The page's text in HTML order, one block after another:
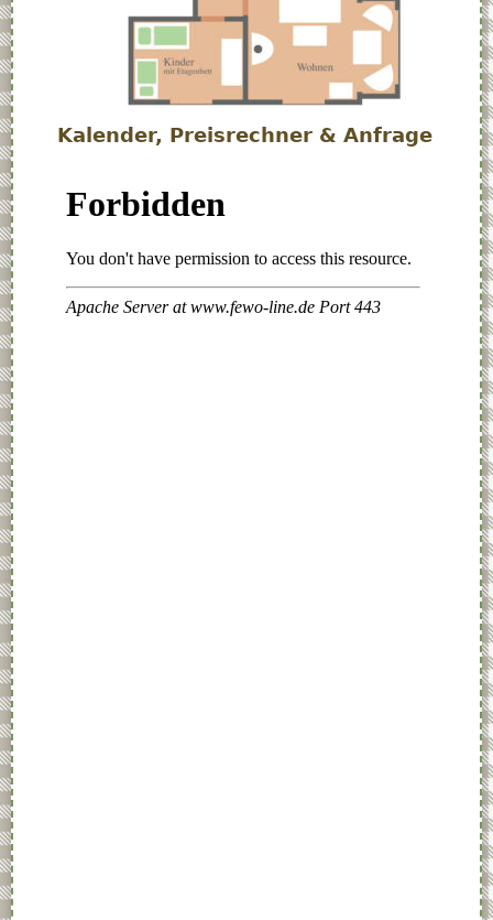
Kalender, Preisrechner & Anfrage